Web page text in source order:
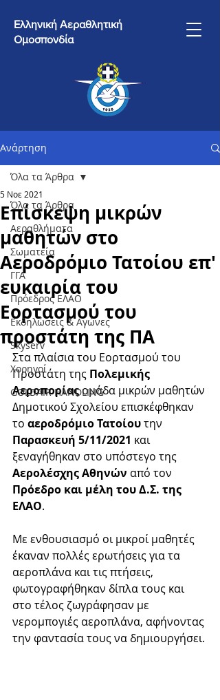
Ελληνική Αεραθλητική
Ομοσπονδία
Ανάρτηση
Όλα τα Άρθρα
Αεραθλήματα
Σωματεία
ΓΓΑ
Πρόεδρος ΕΛΑΟ
Εκδηλώσεις & Aγώνες
Skyserv
Χορηγοί
GOLDAIR HANDLING
Όλα τα Άρθρα
Επίσκεψη μικρών
μαθητών στο
Aεροδρόμιο Τατοίου επ'
ευκαιρία του
Εορτασμού του
προστάτη της ΠΑ
5 Νοε 2021
Στα πλαίσια του Εορτασμού του
Προστάτη της Πολεμικής
Αεροπορίας ομάδα μικρών μαθητών
Δημοτικού Σχολείου επισκέφθηκαν
το αεροδρόμιο Τατοίου την
Παρασκευή 5/11/2021 και
ξεναγήθηκαν στο υπόστεγο της
Αερολέσχης Αθηνών από τον
Πρόεδρο και μέλη του Δ.Σ. της
ΕΛΑΟ.
Με ενθουσιασμό οι μικροί μαθητές
έκαναν πολλές ερωτήσεις για τα
αεροπλάνα και τις πτήσεις,
φωτογραφήθηκαν δίπλα τους και
στο τέλος ζωγράφησαν με
νερομπογιές αεροπλάνα, αφήνοντας
την φαντασία τους να δημιουργήσει.